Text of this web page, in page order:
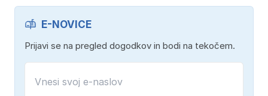
E-NOVICE
Prijavi se na pregled dogodkov in bodi na tekočem.